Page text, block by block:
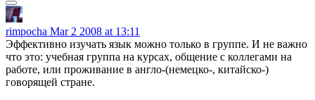
rimpocha Mar 2 2008 at 13:11
Эффективно изучать язык можно только в группе. И не важно
что это: учебная группа на курсах, общение с коллегами на
работе, или проживание в англо-(немецко-, китайско-)
говорящей стране.